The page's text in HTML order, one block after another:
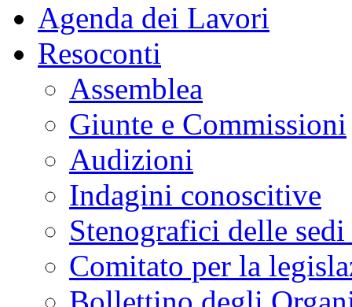
Agenda dei Lavori
Resoconti
Assemblea
Giunte e Commissioni
Audizioni
Indagini conoscitive
Stenografici delle
Comitato per la